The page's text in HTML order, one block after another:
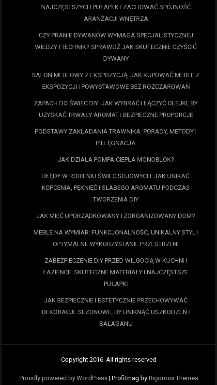
NAJCZĘSTSZYCH PUŁAPEK I ZACHOWAĆ SPÓJNOŚĆ
ARANŻACJI WNĘTRZA
CZY PRANIE DYWANÓW WYMAGA SPECJALISTYCZNEJ
WIEDZY I TECHNIK? SPRAWDŹ JAK SKUTECZNIE CZYŚCIĆ
DYWANY
SALON MEBLOWY Z EKSPOZYCJĄ: JAK KUPOWAĆ MEBLE Z
EKSPOZYCJI I POWYSTAWOWE BEZ ROZCZAROWAŃ
ZAPACH DO ŚWIEC DIY: JAK WYBRAĆ I ŁĄCZYĆ OLEJKI, BY
UZYSKAĆ TRWAŁY AROMAT I BEZPIECZNE PROPORCJE
PODSTAWY ZAKŁADANIA TRAWNIKA: PORADY, METODY I
PIELĘGNACJA
JAK DZIAŁA POMPA CIEPŁA MONOBLOK?
BŁĘDY W ROBIENIU ŚWIEC SOJOWYCH: JAK UNIKAĆ
KOPCENIA, PĘKNIĘĆ I SŁABEGO AROMATU PODCZAS
TWORZENIA DIY
JAK MIEĆ UPORZĄDKOWANY I ZORGANIZOWANY DOM?
MEBLE NA WYMIAR: FUNKCJONALNOŚĆ, UNIKALNY STYL I
OPTYMALNE WYKORZYSTANIE PRZESTRZENI
ZABEZPIECZENIE DIY PRZED WILGOCIĄ W KUCHNI I
ŁAZIENCE: SKUTECZNE MATERIAŁY I NAJCZĘSTSZE
PUŁAPKI
JAK BEZPIECZNIE I ESTETYCZNIE PRZECHOWYWAĆ
DEKORACJE SEZONOWE, BY UNIKNĄĆ USZKODZEŃ I
BAŁAGANU
Copyright 2016. All rights reserved
Proudly powered by WordPress | Profitmag by Rigorous Themes